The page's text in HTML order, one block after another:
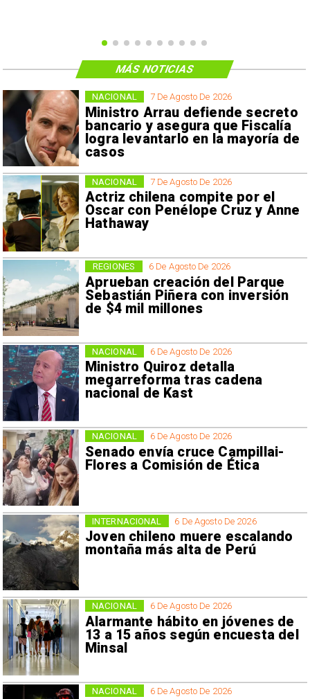
7 De Agosto De 2026
Ministro Arrau defiende secreto
bancario y asegura que Fiscalía
logra levantarlo en la mayoría de
casos
NACIONAL
7 De Agosto De 2026
Actriz chilena compite por el
Oscar con Penélope Cruz y Anne
Hathaway
NACIONAL
6 De Agosto De 2026
Aprueban creación del Parque
Sebastián Piñera con inversión
de $4 mil millones
REGIONES
6 De Agosto De 2026
Ministro Quiroz detalla
megarreforma tras cadena
nacional de Kast
NACIONAL
6 De Agosto De 2026
Senado envía cruce Campillai-
Flores a Comisión de Ética
NACIONAL
6 De Agosto De 2026
Joven chileno muere escalando
montaña más alta de Perú
INTERNACIONAL
6 De Agosto De 2026
Alarmante hábito en jóvenes de
13 a 15 años según encuesta del
Minsal
NACIONAL
6 De Agosto De 2026
NACIONAL
MÁS NOTICIAS